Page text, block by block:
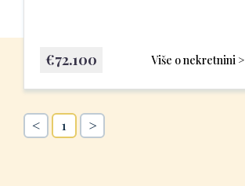
Više o nekretnini >
€72.100
< 1 >